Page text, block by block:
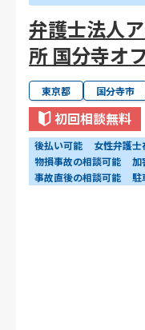
弁護士法人
所 国分寺オ
東京都 国分寺市
初回相談無料
後払い可能 女性弁護士
物損事故の相談可能
加
事故直後の相談可能
駐